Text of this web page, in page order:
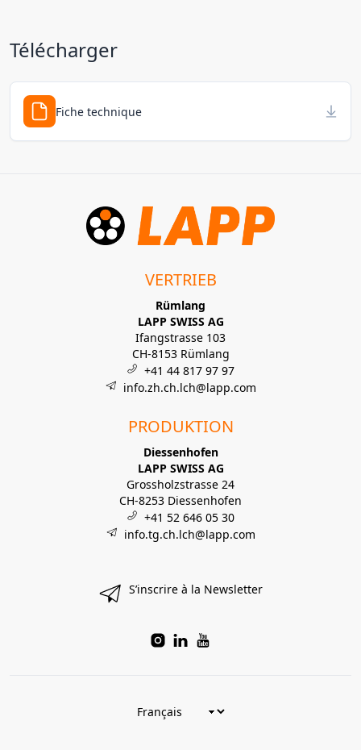
Télécharger
Fiche technique
VERTRIEB
Rümlang
LAPP SWISS AG
Ifangstrasse 103
CH-8153 Rümlang
+41 44 817 97 97
info.zh.ch.lch@lapp.com
PRODUKTION
Diessenhofen
LAPP SWISS AG
Grossholzstrasse 24
CH-8253 Diessenhofen
+41 52 646 05 30
info.tg.ch.lch@lapp.com
S’inscrire à la Newsletter